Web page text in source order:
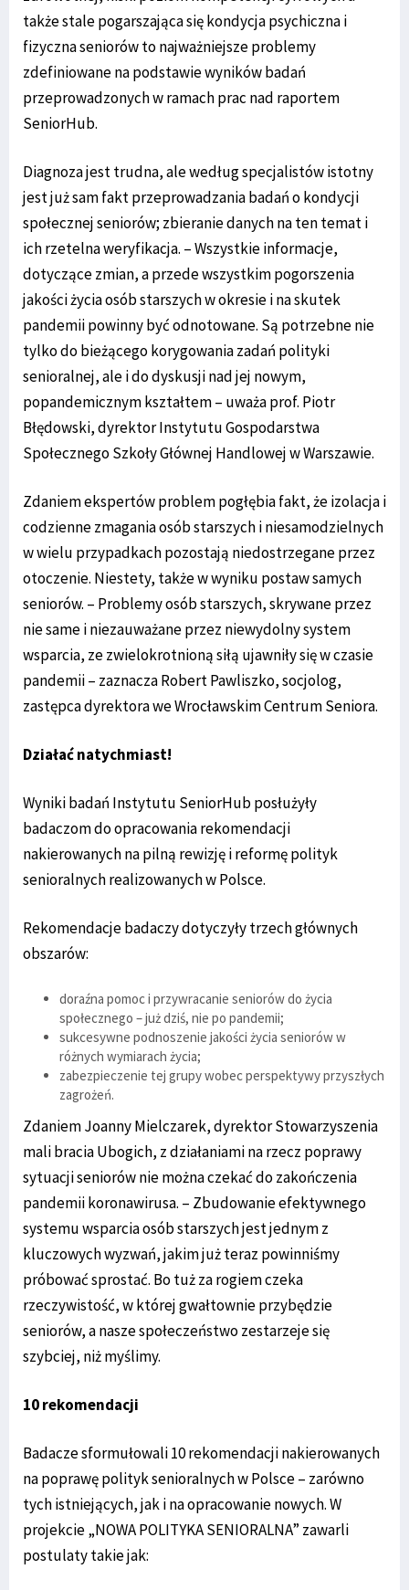
także stale pogarszająca się kondycja psychiczna i
fizyczna seniorów to najważniejsze problemy
zdefiniowane na podstawie wyników badań
przeprowadzonych w ramach prac nad raportem
SeniorHub.
Diagnoza jest trudna, ale według specjalistów istotny
jest już sam fakt przeprowadzania badań o kondycji
społecznej seniorów; zbieranie danych na ten temat i
ich rzetelna weryfikacja. – Wszystkie informacje,
dotyczące zmian, a przede wszystkim pogorszenia
jakości życia osób starszych w okresie i na skutek
pandemii powinny być odnotowane. Są potrzebne nie
tylko do bieżącego korygowania zadań polityki
senioralnej, ale i do dyskusji nad jej nowym,
popandemicznym kształtem – uważa prof. Piotr
Błędowski, dyrektor Instytutu Gospodarstwa
Społecznego Szkoły Głównej Handlowej w Warszawie.
Zdaniem ekspertów problem pogłębia fakt, że izolacja i
codzienne zmagania osób starszych i niesamodzielnych
w wielu przypadkach pozostają niedostrzegane przez
otoczenie. Niestety, także w wyniku postaw samych
seniorów. – Problemy osób starszych, skrywane przez
nie same i niezauważane przez niewydolny system
wsparcia, ze zwielokrotnioną siłą ujawniły się w czasie
pandemii – zaznacza Robert Pawliszko, socjolog,
zastępca dyrektora we Wrocławskim Centrum Seniora.
Działać natychmiast!
Wyniki badań Instytutu SeniorHub posłużyły
badaczom do opracowania rekomendacji
nakierowanych na pilną rewizję i reformę polityk
senioralnych realizowanych w Polsce.
Rekomendacje badaczy dotyczyły trzech głównych
obszarów:
doraźna pomoc i przywracanie seniorów do życia
społecznego – już dziś, nie po pandemii;
sukcesywne podnoszenie jakości życia seniorów w
różnych wymiarach życia;
zabezpieczenie tej grupy wobec perspektywy przyszłych
zagrożeń.
Zdaniem Joanny Mielczarek, dyrektor Stowarzyszenia
mali bracia Ubogich, z działaniami na rzecz poprawy
sytuacji seniorów nie można czekać do zakończenia
pandemii koronawirusa. – Zbudowanie efektywnego
systemu wsparcia osób starszych jest jednym z
kluczowych wyzwań, jakim już teraz powinniśmy
próbować sprostać. Bo tuż za rogiem czeka
rzeczywistość, w której gwałtownie przybędzie
seniorów, a nasze społeczeństwo zestarzeje się
szybciej, niż myślimy.
10 rekomendacji
Badacze sformułowali 10 rekomendacji nakierowanych
na poprawę polityk senioralnych w Polsce – zarówno
tych istniejących, jak i na opracowanie nowych. W
projekcie „NOWA POLITYKA SENIORALNA” zawarli
postulaty takie jak: